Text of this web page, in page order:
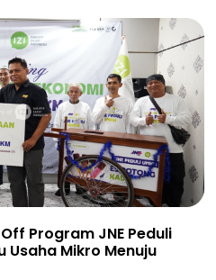
Program JNE Peduli
Usaha Mikro Menuju